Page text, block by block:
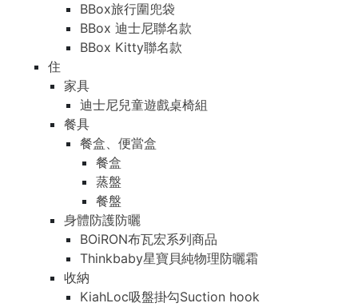
BBox旅行圍兜袋
BBox 迪士尼聯名款
BBox Kitty聯名款
住
家具
迪士尼兒童遊戲桌椅組
餐具
餐盒、便當盒
餐盒
蒸盤
餐盤
身體防護防曬
BOiRON布瓦宏系列商品
Thinkbaby星寶貝純物理防曬霜
收納
KiahLoc吸盤掛勾Suction hook